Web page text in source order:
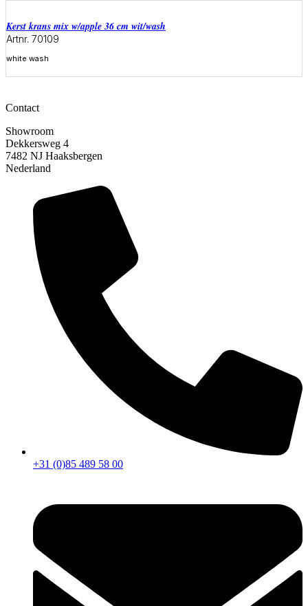
Kerst krans mix w/apple 36 cm wit/wash
Artnr. 70109
white wash
Contact
Showroom
Dekkersweg 4
7482 NJ Haaksbergen
Nederland
+31 (0)85 489 58 00